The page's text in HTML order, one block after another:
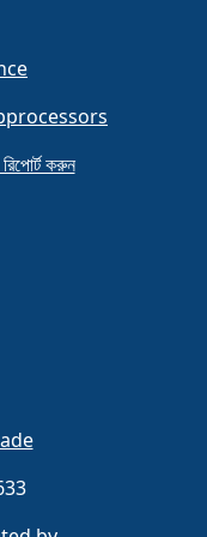
করুন